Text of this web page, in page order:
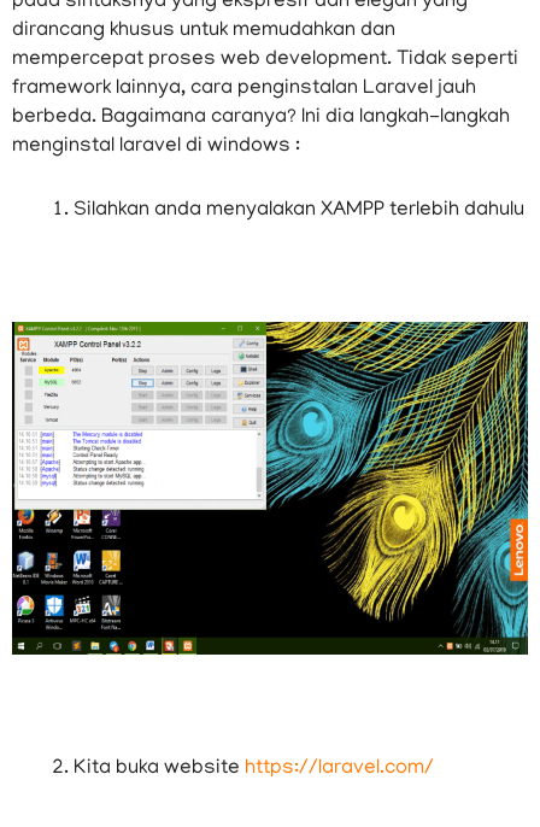
dirancang khusus untuk memudahkan dan
mempercepat proses web development. Tidak seperti
framework lainnya, cara penginstalan Laravel jauh
berbeda. Bagaimana caranya? Ini dia langkah-langkah
menginstal laravel di windows :
Silahkan anda menyalakan XAMPP terlebih dahulu
Kita buka website https://laravel.com/